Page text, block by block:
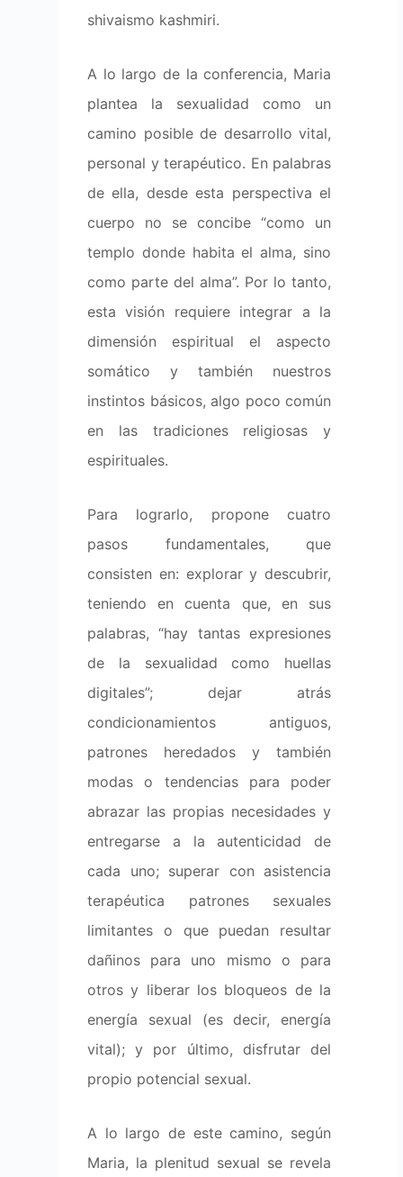
shivaismo kashmiri.
A lo largo de la conferencia, Maria
plantea la sexualidad como un
camino posible de desarrollo vital,
personal y terapéutico. En palabras
de ella, desde esta perspectiva el
cuerpo no se concibe “como un
templo donde habita el alma, sino
como parte del alma”. Por lo tanto,
esta visión requiere integrar a la
dimensión espiritual el aspecto
somático y también nuestros
instintos básicos, algo poco común
en las tradiciones religiosas y
espirituales.
Para lograrlo, propone cuatro
pasos fundamentales, que
consisten en: explorar y descubrir,
teniendo en cuenta que, en sus
palabras, “hay tantas expresiones
de la sexualidad como huellas
digitales”; dejar atrás
condicionamientos antiguos,
patrones heredados y también
modas o tendencias para poder
abrazar las propias necesidades y
entregarse a la autenticidad de
cada uno; superar con asistencia
terapéutica patrones sexuales
limitantes o que puedan resultar
dañinos para uno mismo o para
otros y liberar los bloqueos de la
energía sexual (es decir, energía
vital); y por último, disfrutar del
propio potencial sexual.
A lo largo de este camino, según
Maria, la plenitud sexual se revela